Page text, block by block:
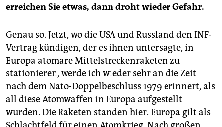
erreichen Sie etwas, dann droht wieder Gefahr.
Genau so. Jetzt, wo die USA und Russland den INF-
Vertrag kündigen, der es ihnen untersagte, in
Europa atomare Mittelstreckenraketen zu
stationieren, werde ich wieder sehr an die Zeit
nach dem Nato-Doppelbeschluss 1979 erinnert, als
all diese Atomwaffen in Europa aufgestellt
wurden. Die Raketen standen hier. Europa gilt als